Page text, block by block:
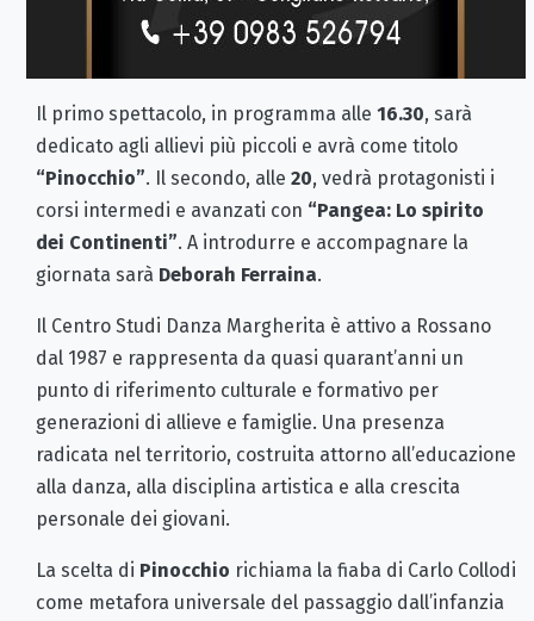
Il primo spettacolo, in programma alle 16.30, sarà
dedicato agli allievi più piccoli e avrà come titolo
“Pinocchio”. Il secondo, alle 20, vedrà protagonisti i
corsi intermedi e avanzati con “Pangea: Lo spirito
dei Continenti”. A introdurre e accompagnare la
giornata sarà Deborah Ferraina.
Il Centro Studi Danza Margherita è attivo a Rossano
dal 1987 e rappresenta da quasi quarant’anni un
punto di riferimento culturale e formativo per
generazioni di allieve e famiglie. Una presenza
radicata nel territorio, costruita attorno all’educazione
alla danza, alla disciplina artistica e alla crescita
personale dei giovani.
La scelta di Pinocchio richiama la fiaba di Carlo Collodi
come metafora universale del passaggio dall’infanzia